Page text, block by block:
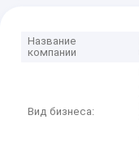
Название
компании
Вид бизнеса: